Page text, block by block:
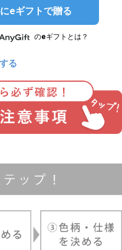
eギフトで贈る
のeギフトとは？
る